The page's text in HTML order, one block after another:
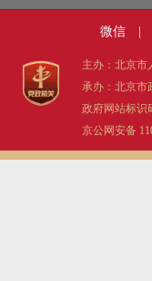
微信
主办：北京市
承办：北京市
政府网站标识
京公网安备